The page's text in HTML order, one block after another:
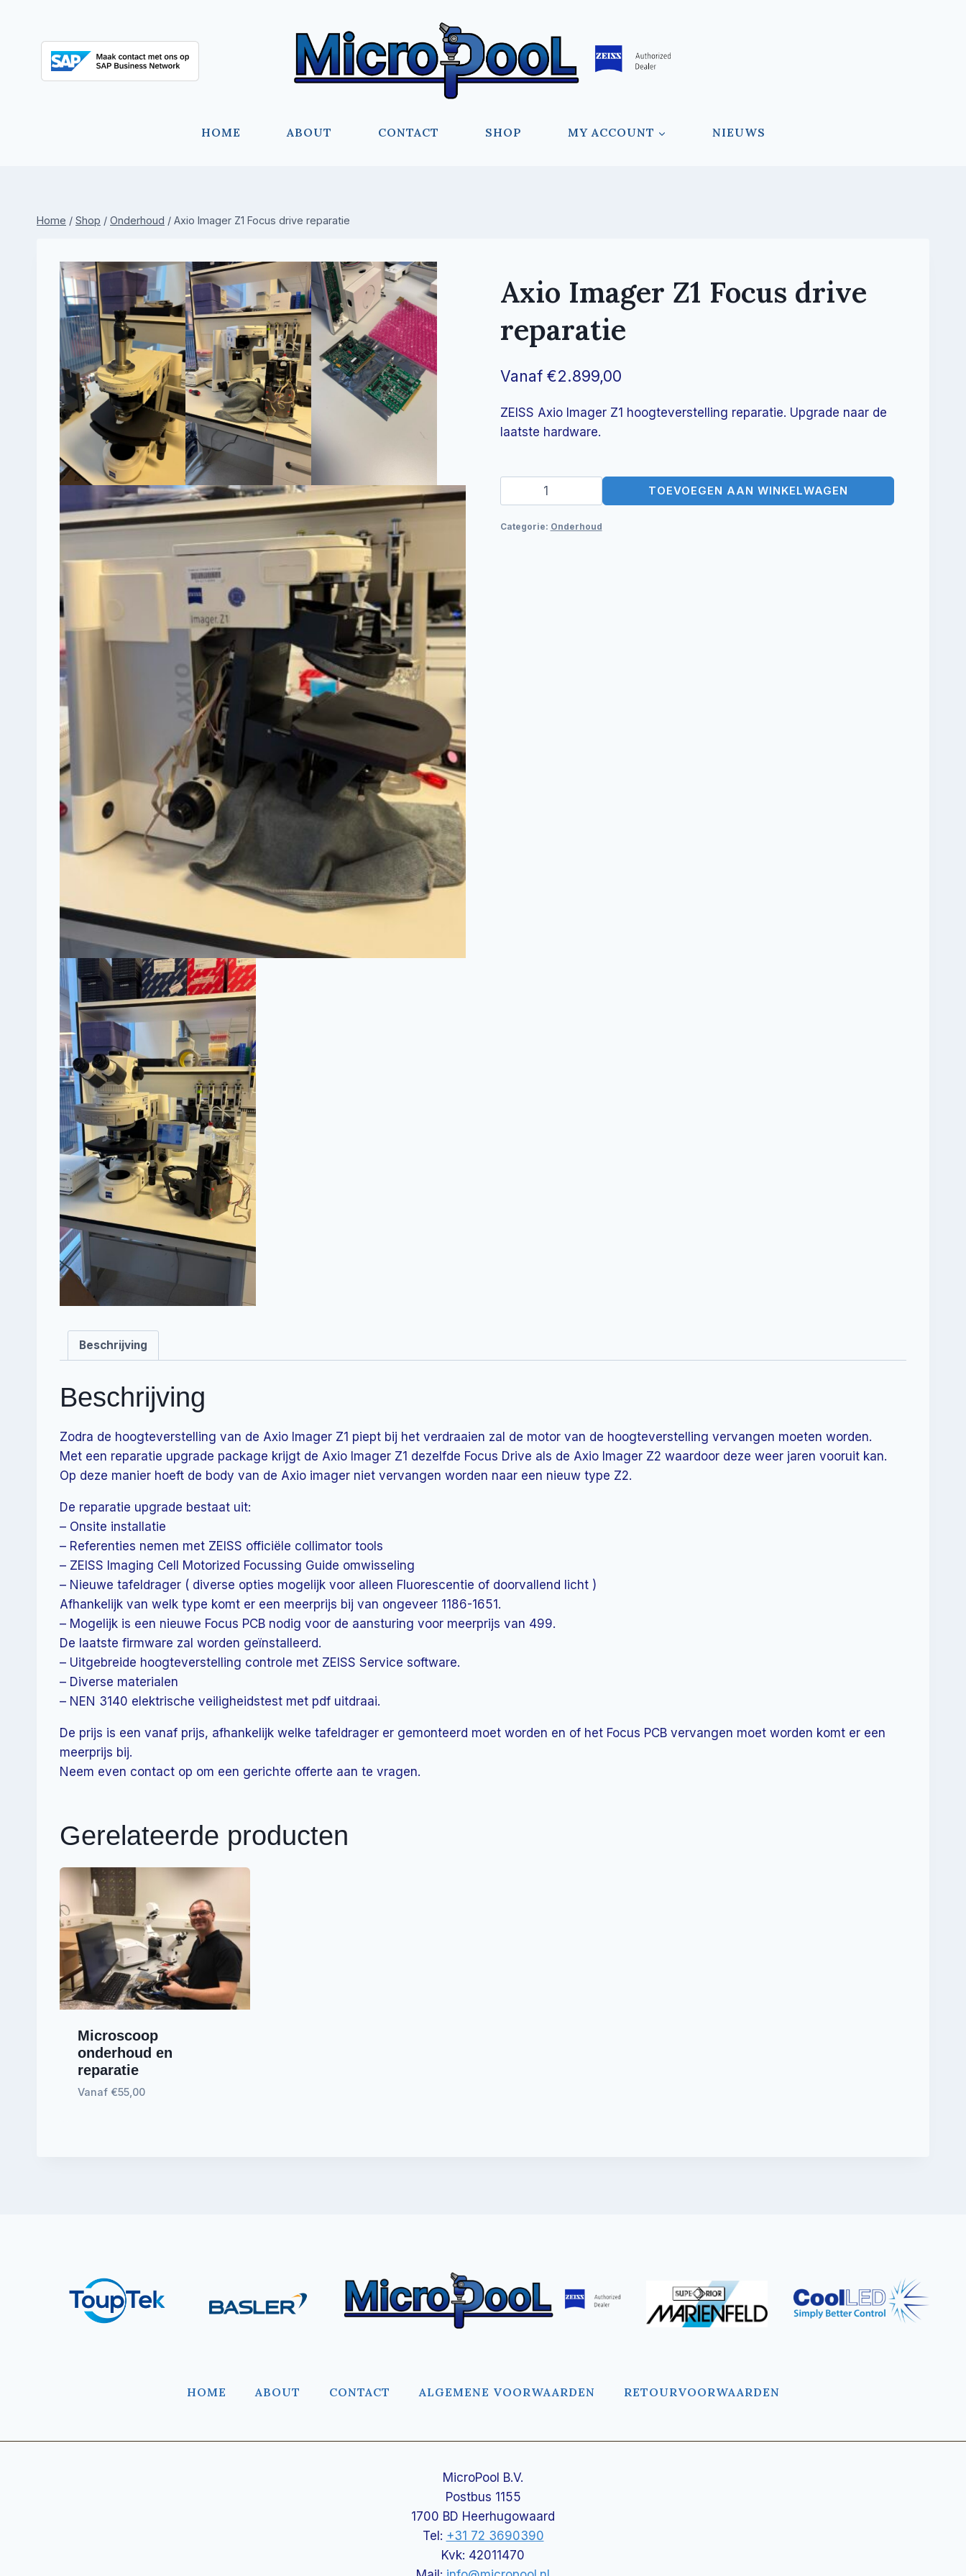
HOME ABOUT CONTACT SHOP MY ACCOUNT NIEUWS
Home / Shop / Onderhoud / Axio Imager Z1 Focus drive reparatie
Axio Imager Z1 Focus drive
reparatie
Vanaf €2.899,00
ZEISS Axio Imager Z1 hoogteverstelling reparatie. Upgrade naar de
laatste hardware.
Imager
Z1
TOEVOEGEN AAN WINKELWAGEN
Categorie: Onderhoud
Beschrijving
Beschrijving
Zodra de hoogteverstelling van de Axio Imager Z1 piept bij het verdraaien zal de motor van de hoogteverstelling vervangen moeten worden.
Met een reparatie upgrade package krijgt de Axio Imager Z1 dezelfde Focus Drive als de Axio Imager Z2 waardoor deze weer jaren vooruit kan.
Op deze manier hoeft de body van de Axio imager niet vervangen worden naar een nieuw type Z2.
De reparatie upgrade bestaat uit:
– Onsite installatie
– Referenties nemen met ZEISS officiële collimator tools
– ZEISS Imaging Cell Motorized Focussing Guide omwisseling
– Nieuwe tafeldrager ( diverse opties mogelijk voor alleen Fluorescentie of doorvallend licht )
Afhankelijk van welk type komt er een meerprijs bij van ongeveer 1186-1651.
– Mogelijk is een nieuwe Focus PCB nodig voor de aansturing voor meerprijs van 499.
De laatste firmware zal worden geïnstalleerd.
– Uitgebreide hoogteverstelling controle met ZEISS Service software.
– Diverse materialen
– NEN 3140 elektrische veiligheidstest met pdf uitdraai.
De prijs is een vanaf prijs, afhankelijk welke tafeldrager er gemonteerd moet worden en of het Focus PCB vervangen moet worden komt er een
meerprijs bij.
Neem even contact op om een gerichte offerte aan te vragen.
Gerelateerde producten
Microscoop
onderhoud en
reparatie
Vanaf €55,00
HOME ABOUT CONTACT ALGEMENE VOORWAARDEN RETOURVOORWAARDEN
MicroPool B.V.
Postbus 1155
1700 BD Heerhugowaard
Tel: +31 72 3690390
Kvk: 42011470